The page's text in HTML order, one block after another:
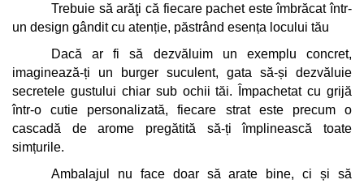
Trebuie să arăţi că fiecare pachet este îmbrăcat într-
un design gândit cu atenție, păstrând esența locului tău
Dacă ar fi să dezvăluim un exemplu concret,
imaginează-ți un burger suculent, gata să-și dezvăluie
secretele gustului chiar sub ochii tăi. Împachetat cu grijă
într-o cutie personalizată, fiecare strat este precum o
cascadă de arome pregătită să-ți împlinească toate
simțurile.
Ambalajul nu face doar să arate bine, ci și să